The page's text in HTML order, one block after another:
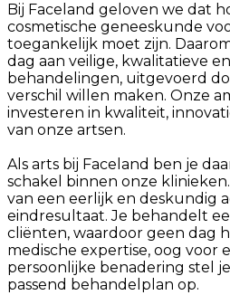
Bij Faceland geloven we dat
cosmetische geneeskunde
toegankelijk moet zijn.
dag aan veilige, kwalitatieve
behandelingen, uitgevoerd
verschil willen maken. Onze
investeren in kwaliteit,
van onze artsen.
Als arts bij Faceland ben je
schakel binnen onze
van een eerlijk en deskundig
eindresultaat. Je behandelt
cliënten, waardoor geen dag
medische expertise, oog voor
persoonlijke benadering stel
passend behandelplan op.